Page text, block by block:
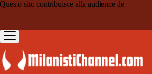
Questo sito contribuisce alla audience de